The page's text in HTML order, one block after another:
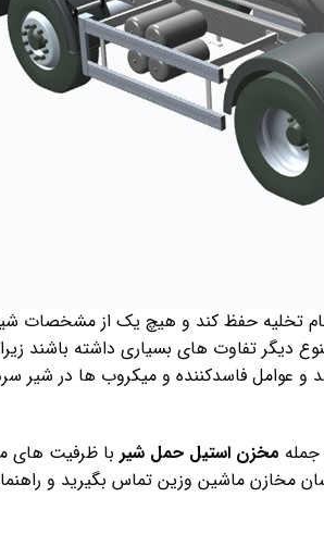
تخلیه حفظ کند و هیچ یک از مشخصات
تفاوت های بسیاری داشته باشند زیرا
و عوامل فاسدکننده و میکروب ها در شیر
مخزن استیل حمل شیر با ظرفیت های
ماشین وزین تماس بگیرید و